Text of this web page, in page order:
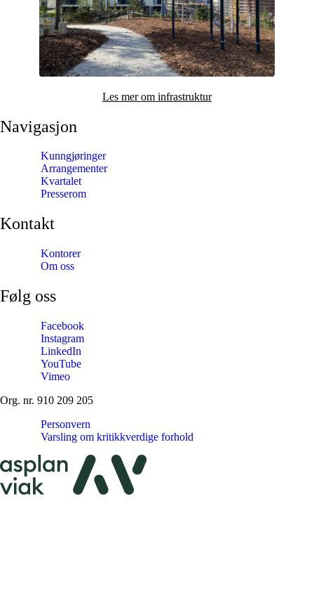
Les mer om infrastruktur
Navigasjon
Kunngjøringer
Arrangementer
Kvartalet
Presserom
Kontakt
Kontorer
Om oss
Følg oss
Facebook
Instagram
LinkedIn
YouTube
Vimeo
Org. nr. 910 209 205
Personvern
Varsling om kritikkverdige forhold